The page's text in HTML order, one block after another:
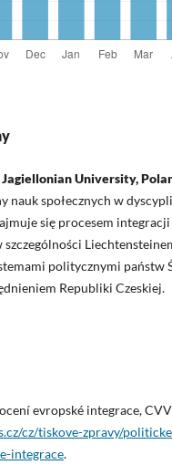
University,
nauk społecznych w
się procesem
politycznymi państw
Republiki Czeskiej.
evropské integrace,
cz/tiskove-zpravy/
integrace.